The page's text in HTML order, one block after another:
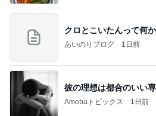
クロとこいたんって何
あいのりブログ 1日前
彼の理想は都合のいい
Amebaトピックス 1日前